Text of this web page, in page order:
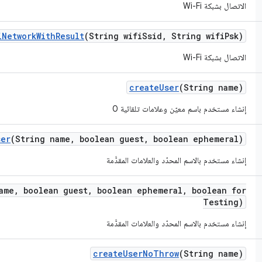
الاتصال بشبكة Wi-Fi
NetworkWithResult(String wifiSsid , String wifiPsk)
الاتصال بشبكة Wi-Fi
createUser(String name)
إنشاء مستخدم باسم معيّن وعلامات تلقائية 0
(String name , boolean guest, boolean ephemeral)
إنشاء مستخدم بالاسم المحدّد والعلامات المقدَّمة
, boolean guest, boolean ephemeral ,
boolean for
Testing)
إنشاء مستخدم بالاسم المحدّد والعلامات المقدَّمة
createUserNoThrow(String name)